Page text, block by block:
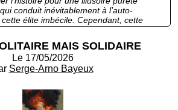
conduit inévitablement à l’auto-
élite imbécile. Cependant, cette
non-sens scientifique, préférant
thérapie génique moderne par CRISPR-
la crédibilité de la démonstration, par
de ses personnages du futur, de l'effet
du mâle alpha, de la proie et du langage-
le message progressiste en
soumission primitive. En définitive, ce texte
MAIS SOLIDAIRE
Le 17/05/2026
Serge-Arno Bayeux